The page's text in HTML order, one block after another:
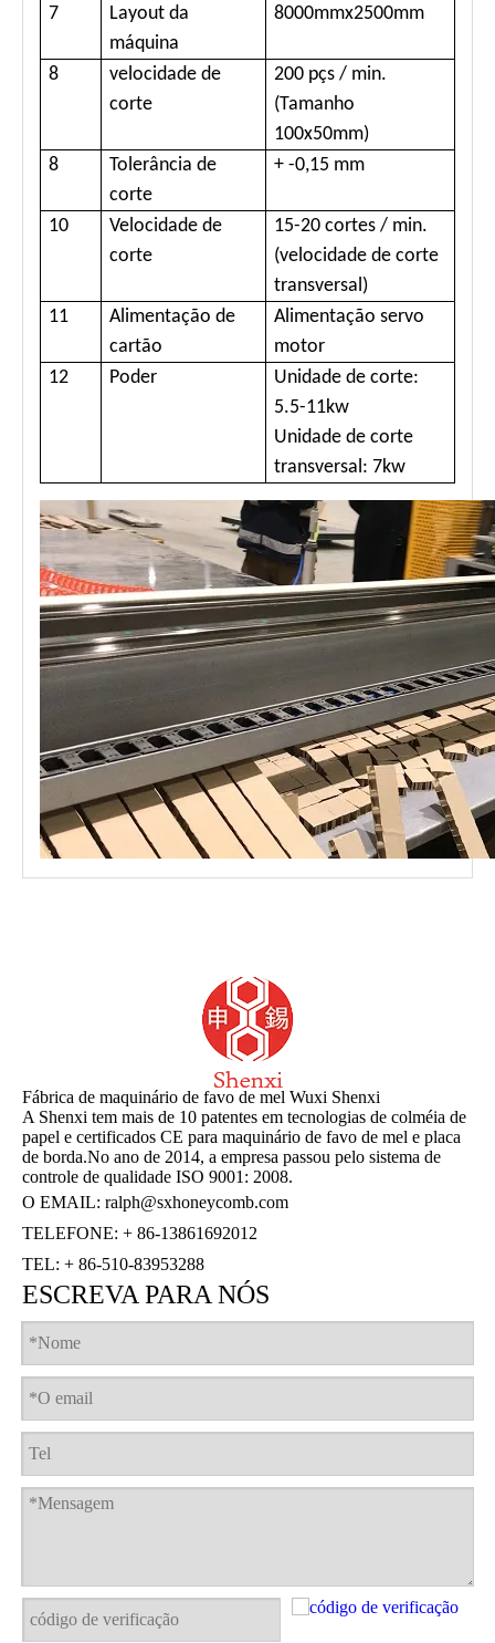
7
Layout da
máquina
8000mmx2500mm
8
velocidade de
corte
200 pçs / min.
(Tamanho
100x50mm)
8
Tolerância de
corte
+ -0,15 mm
10
Velocidade de
corte
15-20 cortes / min.
(velocidade de corte
transversal)
11
Alimentação de
cartão
Alimentação servo
motor
12
Poder
Unidade de corte:
5.5-11kw
Unidade de corte
transversal: 7kw
Fábrica de maquinário de favo de mel Wuxi Shenxi
A Shenxi tem mais de 10 patentes em tecnologias de colméia de
papel e certificados CE para maquinário de favo de mel e placa
de borda.No ano de 2014, a empresa passou pelo sistema de
controle de qualidade ISO 9001: 2008.
O EMAIL: ralph@sxhoneycomb.com
TELEFONE: + 86-13861692012
TEL: + 86-510-83953288
ESCREVA PARA NÓS